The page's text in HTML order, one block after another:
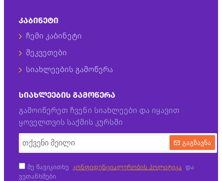
ᲙᲐᲑᲘᲜᲔᲢᲘ
ჩემი კაბინეტი
შეკვეთები
სიახლეების გამოწერა
ᲡᲘᲐᲮᲚᲔᲔᲑᲘᲡ ᲒᲐᲛᲝᲬᲔᲠᲐ
გამოიწერეთ ჩვენი სიახლეები და იყავით
ყოველთვის საქმის კურსში
გაგზავნა
მე წავიკითხე კონფიდენციალურობის პოლიტიკა და
ვეთანხმები